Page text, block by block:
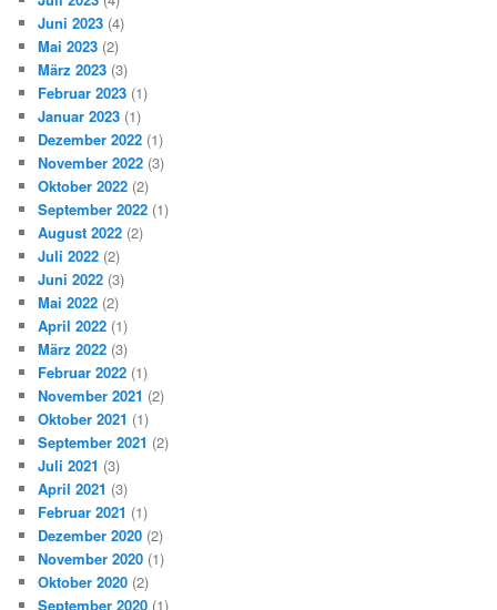
Juni 2023 (4)
Mai 2023 (2)
März 2023 (3)
Februar 2023 (1)
Januar 2023 (1)
Dezember 2022 (1)
November 2022 (3)
Oktober 2022 (2)
September 2022 (1)
August 2022 (2)
Juli 2022 (2)
Juni 2022 (3)
Mai 2022 (2)
April 2022 (1)
März 2022 (3)
Februar 2022 (1)
November 2021 (2)
Oktober 2021 (1)
September 2021 (2)
Juli 2021 (3)
April 2021 (3)
Februar 2021 (1)
Dezember 2020 (2)
November 2020 (1)
Oktober 2020 (2)
September 2020 (1)